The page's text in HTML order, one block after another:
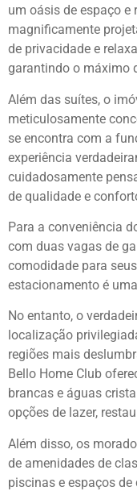
um oásis de espaço e
magnificamente
de privacidade e
garantindo o máximo
Além das suítes, o
meticulosamente
se encontra com a
experiência
cuidadosamente
de qualidade e
Para a conveniência
com duas vagas de
comodidade para
estacionamento é
No entanto, o
localização
regiões mais
Bello Home Club
brancas e águas
opções de lazer,
Além disso, os
de amenidades de
piscinas e espaços